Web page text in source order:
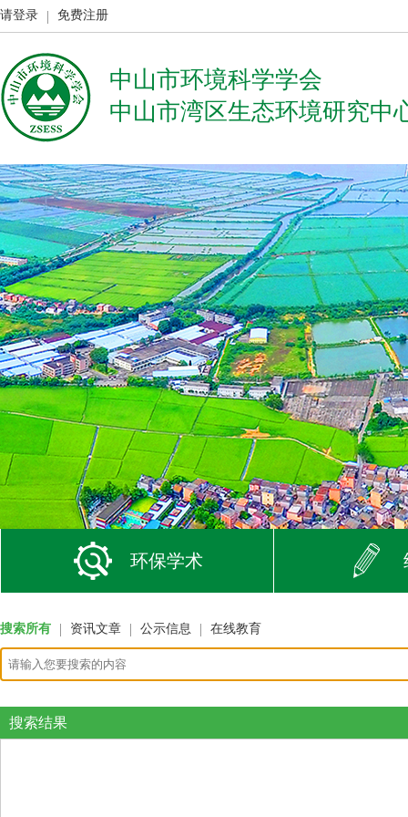
请登录 免费注册
中山市环境科学学会
中山市湾区生态环境研究中
环保学术
搜索所有 资讯文章 公示信息 在线教育
搜索结果